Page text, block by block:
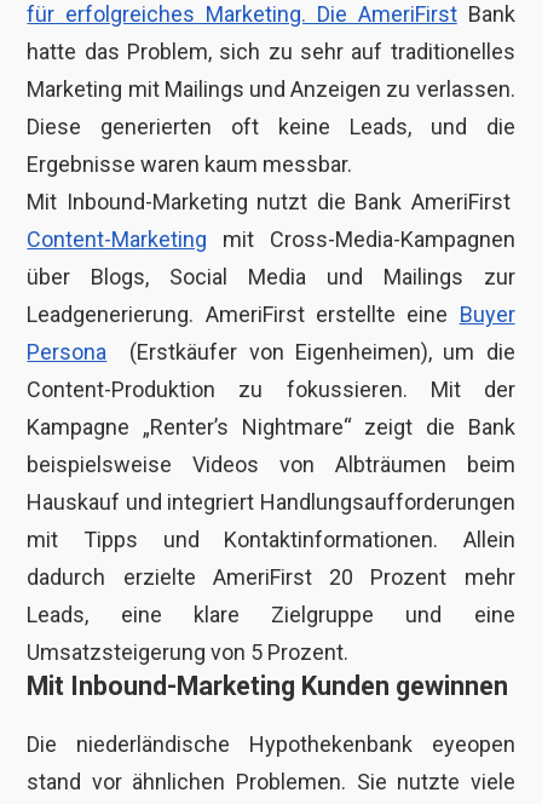
für erfolgreiches Marketing. Die AmeriFirst Bank
hatte das Problem, sich zu sehr auf traditionelles
Marketing mit Mailings und Anzeigen zu verlassen.
Diese generierten oft keine Leads, und die
Ergebnisse waren kaum messbar.
Mit Inbound-Marketing nutzt die Bank AmeriFirst
Content-Marketing
mit Cross-Media-Kampagnen
über Blogs, Social Media und Mailings zur
Leadgenerierung. AmeriFirst erstellte eine Buyer
Persona
(Erstkäufer von Eigenheimen), um die
Content-Produktion zu fokussieren. Mit der
Kampagne „Renter’s Nightmare“ zeigt die Bank
beispielsweise Videos von Albträumen beim
Hauskauf und integriert Handlungsaufforderungen
mit Tipps und Kontaktinformationen. Allein
dadurch erzielte AmeriFirst 20 Prozent mehr
Leads, eine klare Zielgruppe und eine
Umsatzsteigerung von 5 Prozent.
Mit Inbound-Marketing Kunden gewinnen
Die niederländische Hypothekenbank eyeopen
stand vor ähnlichen Problemen. Sie nutzte viele